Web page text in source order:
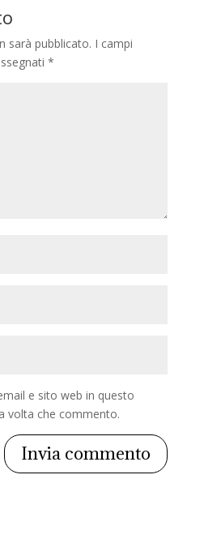
sarà pubblicato. I campi
*
e sito web in questo
volta che commento.